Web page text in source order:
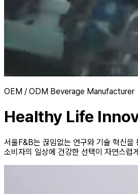
OEM / ODM Beverage Manufacturer
Healthy Life
서울F&B는 끊임없는 연구와 기술 혁신을
소비자의 일상에 건강한 선택이 자연스럽